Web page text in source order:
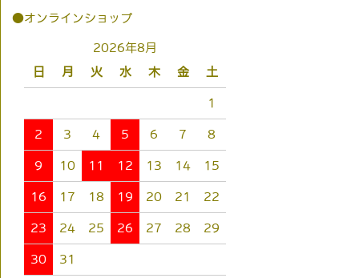
●オンラインショップ
2026年8月
日
月 火 水 木 金 土
1
2 3 4 5 6 7 8
9 10 11 12 13 14 15
16 17 18 19 20 21 22
23 24 25 26 27 28 29
30 31